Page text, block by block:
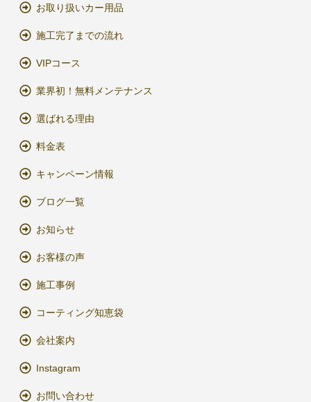
お取り扱いカー用品
施工完了までの流れ
VIPコース
業界初！無料メンテナンス
選ばれる理由
料金表
キャンペーン情報
ブログ一覧
お知らせ
お客様の声
施工事例
コーティング知恵袋
会社案内
Instagram
お問い合わせ